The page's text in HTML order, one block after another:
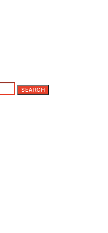
SEARCH